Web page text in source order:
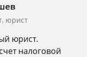
юрист
юрист.
налоговой